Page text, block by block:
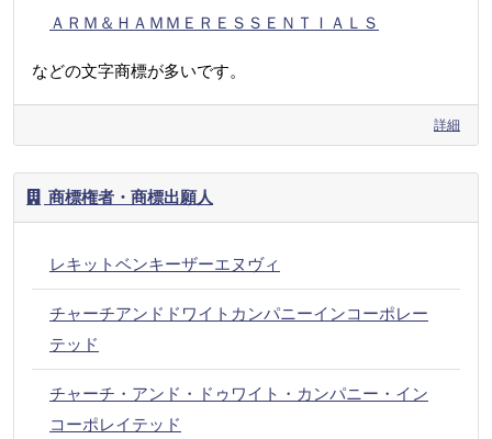
ＡＲＭ＆ＨＡＭＭＥＲＥＳＳＥＮＴＩＡＬＳ
などの文字商標が多いです。
詳細
商標権者・商標出願人
レキットベンキーザーエヌヴィ
チャーチアンドドワイトカンパニーインコーポレー
テッド
チャーチ・アンド・ドゥワイト・カンパニー・イン
コーポレイテッド